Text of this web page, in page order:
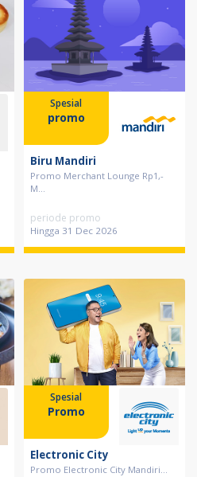
Spesial
promo
Biru Mandiri
Promo Merchant Lounge Rp1,-
M...
periode promo
Hingga 31 Dec 2026
Spesial
Promo
Electronic City
Promo Electronic City Mandiri...